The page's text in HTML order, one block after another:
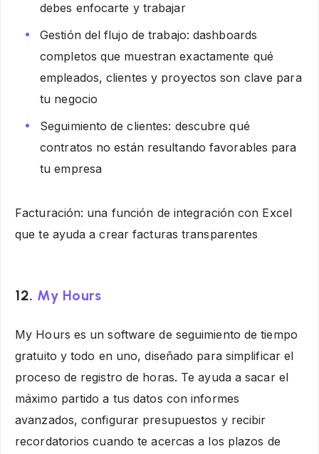
debes enfocarte y trabajar
Gestión del flujo de trabajo: dashboards
completos que muestran exactamente qué
empleados, clientes y proyectos son clave para
tu negocio
Seguimiento de clientes: descubre qué
contratos no están resultando favorables para
tu empresa
Facturación: una función de integración con Excel
que te ayuda a crear facturas transparentes
12. My Hours
My Hours es un software de seguimiento de tiempo
gratuito y todo en uno, diseñado para simplificar el
proceso de registro de horas. Te ayuda a sacar el
máximo partido a tus datos con informes
avanzados, configurar presupuestos y recibir
recordatorios cuando te acercas a los plazos de